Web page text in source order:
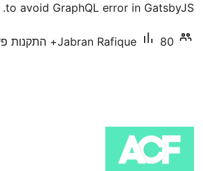
to avoid GraphQL error in GatsbyJS.
Jabran Rafique 80+ התקנות פעילות